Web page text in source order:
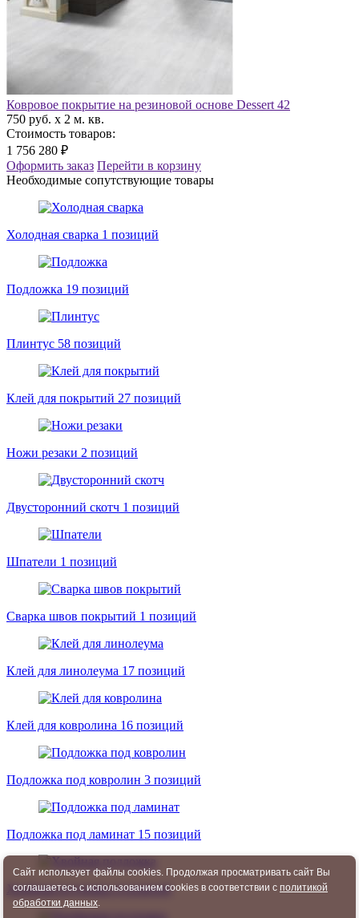
Ковровое покрытие на резиновой основе Dessert 42
750 руб. x 2 м. кв.
Стоимость товаров:
1 756 280 ₽
Оформить заказ Перейти в корзину
Необходимые сопутствующие товары
Холодная сварка 1 позиций
Подложка 19 позиций
Плинтус 58 позиций
Клей для покрытий 27 позиций
Ножи резаки 2 позиций
Двусторонний скотч 1 позиций
Шпатели 1 позиций
Сварка швов покрытий 1 позиций
Клей для линолеума 17 позиций
Клей для ковролина 16 позиций
Подложка под ковролин 3 позиций
Подложка под ламинат 15 позиций
Хвойная подложка 4 позиций
Сайт использует файлы cookies. Продолжая просматривать сайт Вы
соглашаетесь с использованием cookies в соответствии с политикой
обработки данных.